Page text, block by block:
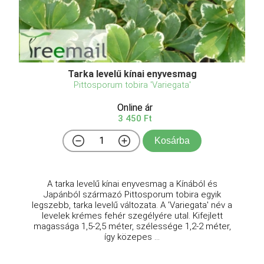
Tarka levelű kínai enyvesmag
Pittosporum tobira 'Variegata'
Online ár
3 450 Ft
Kosárba
A tarka levelű kínai enyvesmag a Kínából és
Japánból származó Pittosporum tobira egyik
legszebb, tarka levelű változata. A 'Variegata' név a
levelek krémes fehér szegélyére utal. Kifejlett
magassága 1,5-2,5 méter, szélessége 1,2-2 méter,
így közepes ...